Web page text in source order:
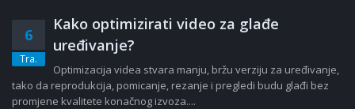
6
Tra.
Kako optimizirati video za glađe
uređivanje?
Optimizacija videa stvara manju, bržu verziju za uređivanje,
tako da reprodukcija, pomicanje, rezanje i pregledi budu glađi bez
promjene kvalitete konačnog izvoza....